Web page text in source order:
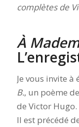
complètes de
À
Je vous invite à
B., un poème
de Victor Hugo.
Il est précédé